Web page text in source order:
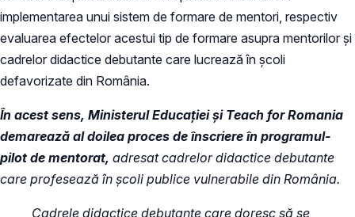
implementarea unui sistem de formare de mentori, respectiv
evaluarea efectelor acestui tip de formare asupra mentorilor și
cadrelor didactice debutante care lucrează în școli
defavorizate din România.
În acest sens, Ministerul Educației și Teach for Romania
demarează al doilea proces de înscriere în programul-
pilot de mentorat, adresat cadrelor didactice debutante
care profesează în școli publice vulnerabile din România.
Cadrele didactice debutante care doresc să se